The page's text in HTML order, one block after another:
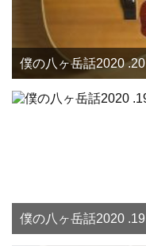
僕の八ヶ岳話2020 .20
僕の八ヶ岳話2020 .19